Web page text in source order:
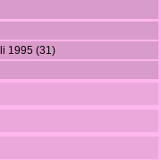
1995 (31)